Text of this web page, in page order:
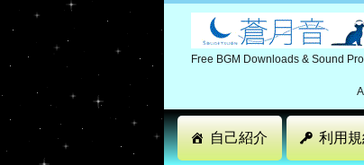
Free BGM Downloads & Sound
自己紹介 利用